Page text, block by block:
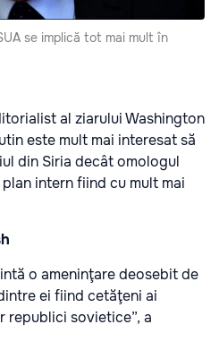
se implică tot mai mult în
al ziarului Washington
este mult mai interesat să
din Siria decât omologul
intern fiind cu mult mai
o ameninţare deosebit de
ei fiind cetăţeni ai
republici sovietice”, a